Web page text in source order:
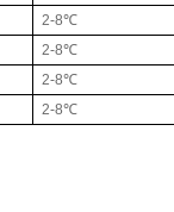
2-8℃
2-8℃
2-8℃
2-8℃